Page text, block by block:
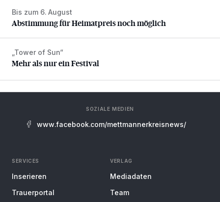
Abstimmung für Heimatpreis noch möglich
Bis zum 6. August
Abstimmung für Heimatpreis noch möglich
Mehr als nur ein Festival
„Tower of Sun“
Mehr als nur ein Festival
SOZIALE MEDIEN
www.facebook.com/mettmannerkreisnews/
SERVICES
Inserieren
Trauerportal
VERLAG
Mediadaten
Team